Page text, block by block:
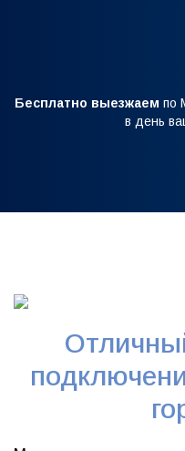
Бесплатно выезжаем по
в день